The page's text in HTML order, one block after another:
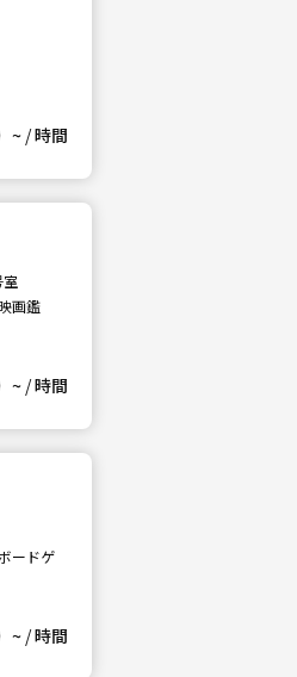
~ /時間
画鑑
~ /時間
ードゲ
~ /時間